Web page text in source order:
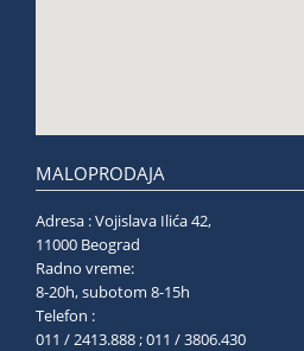
MALOPRODAJA
Adresa : Vojislava Ilića 42,
11000 Beograd
Radno vreme:
8-20h, subotom 8-15h
Telefon :
011 / 2413.888 ; 011 / 3806.430